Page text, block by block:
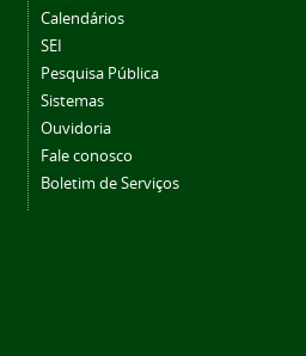
Calendários
SEI
Pesquisa Pública
Sistemas
Ouvidoria
Fale conosco
Boletim de Serviços